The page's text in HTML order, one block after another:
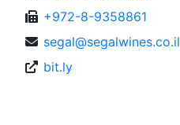
+972-8-9358861
segal@segalwines.co.il
bit.ly